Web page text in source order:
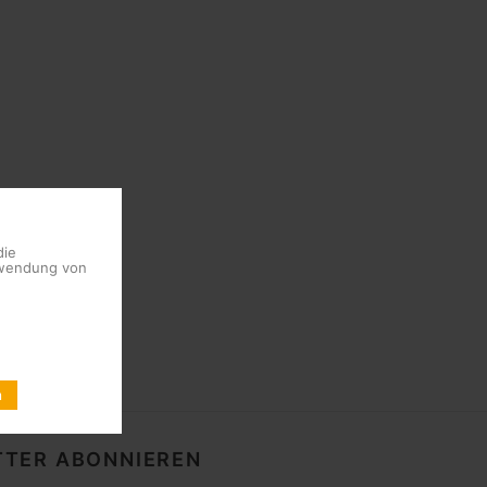
ABONNIEREN
von